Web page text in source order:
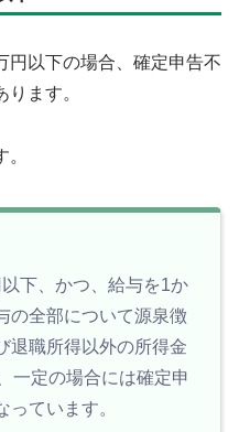
円以下の場合、確定申告不
ます。
下、かつ、給与を1か
の全部について源泉徴
退職所得以外の所得金
一定の場合には確定申
ています。